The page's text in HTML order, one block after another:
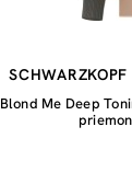
Blond Me Deep